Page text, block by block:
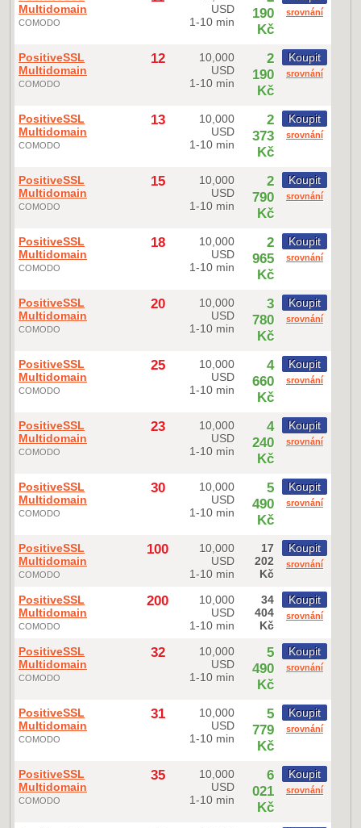
Multidomain
COMODO
USD
1-10 min
190
Kč
srovnání
PositiveSSL
Multidomain
COMODO
12
10,000
USD
1-10 min
2
190
Kč
Koupit
srovnání
PositiveSSL
Multidomain
COMODO
13
10,000
USD
1-10 min
2
373
Kč
Koupit
srovnání
PositiveSSL
Multidomain
COMODO
15
10,000
USD
1-10 min
2
790
Kč
Koupit
srovnání
PositiveSSL
Multidomain
COMODO
18
10,000
USD
1-10 min
2
965
Kč
Koupit
srovnání
PositiveSSL
Multidomain
COMODO
20
10,000
USD
1-10 min
3
780
Kč
Koupit
srovnání
PositiveSSL
Multidomain
COMODO
25
10,000
USD
1-10 min
4
660
Kč
Koupit
srovnání
PositiveSSL
Multidomain
COMODO
23
10,000
USD
1-10 min
4
240
Kč
Koupit
srovnání
PositiveSSL
Multidomain
COMODO
30
10,000
USD
1-10 min
5
490
Kč
Koupit
srovnání
PositiveSSL
Multidomain
COMODO
100
10,000
USD
1-10 min
17
202
Kč
Koupit
srovnání
PositiveSSL
Multidomain
COMODO
200
10,000
USD
1-10 min
34
404
Kč
Koupit
srovnání
PositiveSSL
Multidomain
COMODO
32
10,000
USD
1-10 min
5
490
Kč
Koupit
srovnání
PositiveSSL
Multidomain
COMODO
31
10,000
USD
1-10 min
5
779
Kč
Koupit
srovnání
PositiveSSL
Multidomain
COMODO
35
10,000
USD
1-10 min
6
021
Kč
Koupit
srovnání